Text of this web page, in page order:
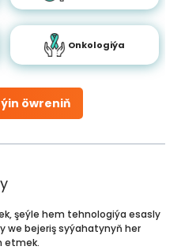
öwreniň
Onkologiýa
şeýle hem tehnologiýa esasly
we bejeriş syýahatynyň her
etmek.